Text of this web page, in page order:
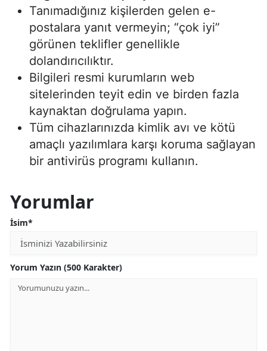
Tanımadığınız kişilerden gelen e-
postalara yanıt vermeyin; “çok iyi”
görünen teklifler genellikle
dolandırıcılıktır.
Bilgileri resmi kurumların web
sitelerinden teyit edin ve birden fazla
kaynaktan doğrulama yapın.
Tüm cihazlarınızda kimlik avı ve kötü
amaçlı yazılımlara karşı koruma sağlayan
bir antivirüs programı kullanın.
Yorumlar
İsim*
Yorum Yazın (500 Karakter)